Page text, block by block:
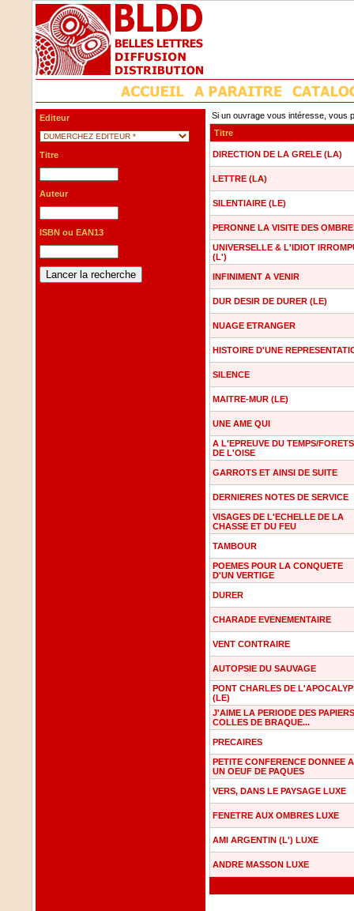
Editeur
Titre
Auteur
ISBN ou EAN13
Si un ouvrage vous intéresse, vous
Titre
DIRECTION DE LA GRELE (LA)
LETTRE (LA)
SILENTIAIRE (LE)
PERONNE LA VISITE DES
UNIVERSELLE & L'IDIOT
(L')
INFINIMENT A VENIR
DUR DESIR DE DURER (LE)
NUAGE ETRANGER
HISTOIRE D'UNE
SILENCE
MAITRE-MUR (LE)
UNE AME QUI
A L'EPREUVE DU TEMPS/FORETS
DE L'OISE
GARROTS ET AINSI DE SUITE
DERNIERES NOTES DE SERVICE
VISAGES DE L'ECHELLE DE LA
CHASSE ET DU FEU
TAMBOUR
POEMES POUR LA CONQUETE
D'UN VERTIGE
DURER
CHARADE EVENEMENTAIRE
VENT CONTRAIRE
AUTOPSIE DU SAUVAGE
PONT CHARLES DE
(LE)
J'AIME LA PERIODE DES PAPIERS
COLLES DE BRAQUE...
PRECAIRES
PETITE CONFERENCE DONNEE A
UN OEUF DE PAQUES
VERS, DANS LE PAYSAGE LUXE
FENETRE AUX OMBRES LUXE
AMI ARGENTIN (L') LUXE
ANDRE MASSON LUXE